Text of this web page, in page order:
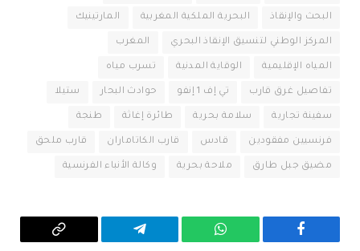
البحث والإنقاذ البحرية الملكية المغربية المارتينيك
المركز الوطني لتنسيق الإنقاذ البحري المغرب
المياه الإقليمية الوقاية المدنية تسرب مياه
تفاصيل غرق قارب تي إف 1 إنفو حوادث البحار ستيلا
سفينة تجارية سلامة بحرية طائرة إغاثة طنجة
فرنسيين مفقودين قادس قارب الكاتاماران قارب ملحق
مضيق جبل طارق ملاحة بحرية وكالة الأنباء الفرنسية
فيسبوك واتساب تيلقرام
Copy